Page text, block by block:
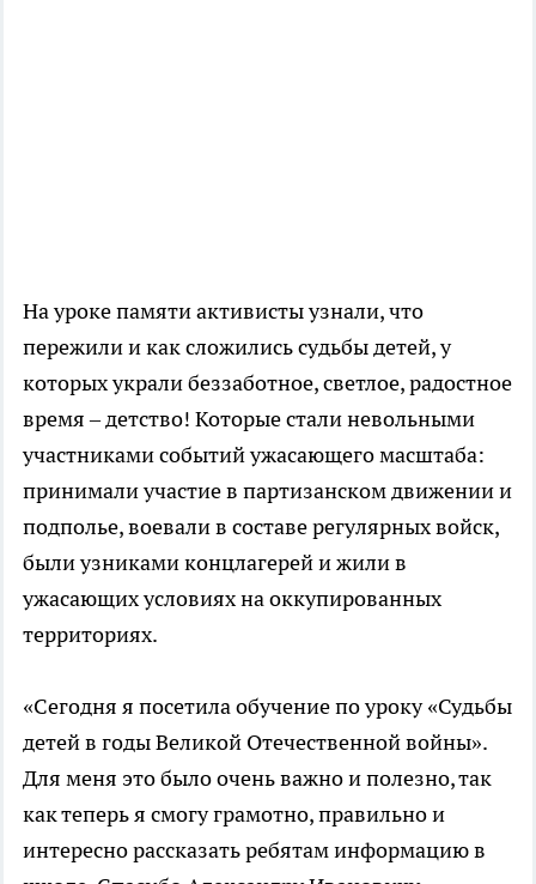
На уроке памяти активисты узнали, что
пережили и как сложились судьбы детей, у
которых украли беззаботное, светлое, радостное
время – детство! Которые стали невольными
участниками событий ужасающего масштаба:
принимали участие в партизанском движении и
подполье, воевали в составе регулярных войск,
были узниками концлагерей и жили в
ужасающих условиях на оккупированных
территориях.
«Сегодня я посетила обучение по уроку «Судьбы
детей в годы Великой Отечественной войны».
Для меня это было очень важно и полезно, так
как теперь я смогу грамотно, правильно и
интересно рассказать ребятам информацию в